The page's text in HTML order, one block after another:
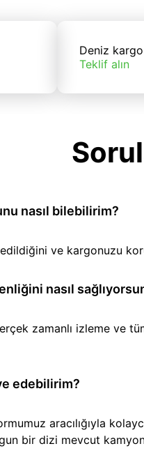
Deniz kargo
Teklif alın
nasıl bilebilirim?
edildiğini ve kargonuzu
nasıl
zamanlı izleme ve
edebilirim?
aracılığıyla
bir dizi mevcut